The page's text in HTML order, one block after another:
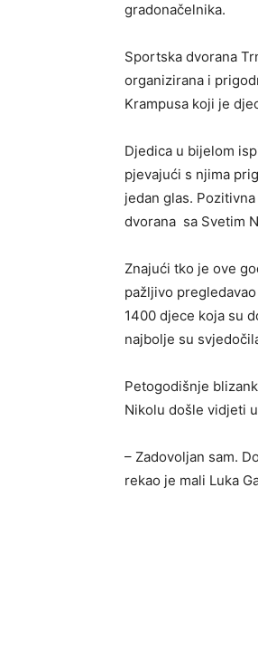
gradonačelnika.
Sportska dvorana
organizirana i
Krampusa koji je
Djedica u bijelom
pjevajući s njima
jedan glas.
dvorana sa Svetim
Znajući tko je ove
pažljivo
1400 djece koja su
najbolje su
Petogodišnje
Nikolu došle vidjeti
– Zadovoljan sam.
rekao je mali Luka